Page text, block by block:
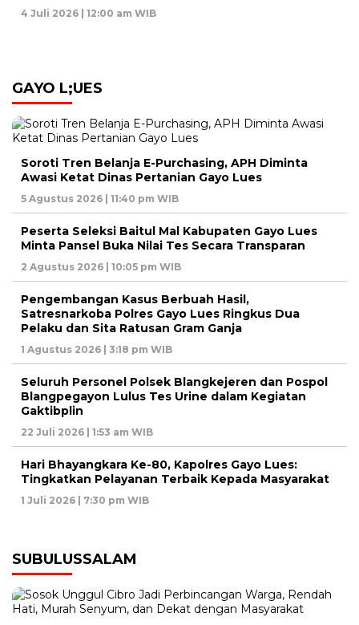
4 Juli 2026 | 12:00 am WIB
GAYO L;UES
Soroti Tren Belanja E-Purchasing, APH Diminta
Awasi Ketat Dinas Pertanian Gayo Lues
5 Agustus 2026 | 11:40 pm WIB
Peserta Seleksi Baitul Mal Kabupaten Gayo Lues
Minta Pansel Buka Nilai Tes Secara Transparan
2 Agustus 2026 | 10:05 pm WIB
Pengembangan Kasus Berbuah Hasil,
Satresnarkoba Polres Gayo Lues Ringkus Dua
Pelaku dan Sita Ratusan Gram Ganja
1 Agustus 2026 | 3:18 pm WIB
Seluruh Personel Polsek Blangkejeren dan Pospol
Blangpegayon Lulus Tes Urine dalam Kegiatan
Gaktibplin
22 Juli 2026 | 1:53 am WIB
Hari Bhayangkara Ke-80, Kapolres Gayo Lues:
Tingkatkan Pelayanan Terbaik Kepada Masyarakat
1 Juli 2026 | 7:30 pm WIB
SUBULUSSALAM